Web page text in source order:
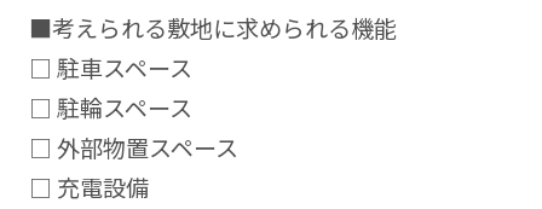
■考えられる敷地に求められる機能
□ 駐車スペース
□ 駐輪スペース
□ 外部物置スペース
□ 充電設備